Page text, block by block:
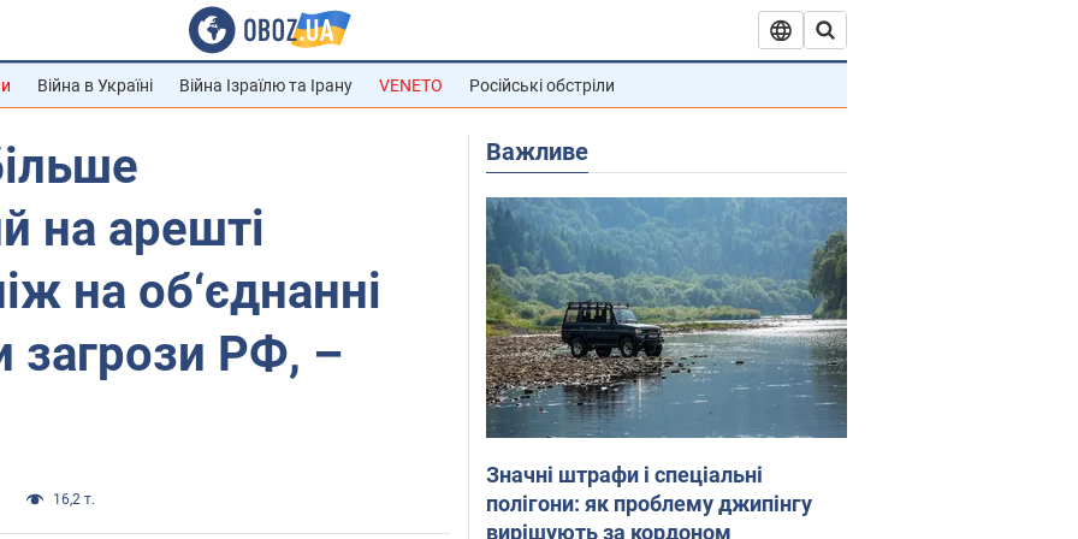
Війна в Україні Війна Ізраїлю та Ірану VENETO Російські обстріли
на арешті
на об‘єднанні
загрози РФ, –
16,2 т.
Важливе
Значні штрафи і спеціальні
полігони: як проблему джипінгу
вирішують за кордоном